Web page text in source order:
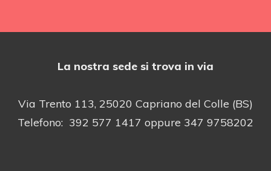
La nostra sede si trova in via
Via Trento 113, 25020 Capriano del Colle (BS)
Telefono: 392 577 1417 oppure 347 9758202